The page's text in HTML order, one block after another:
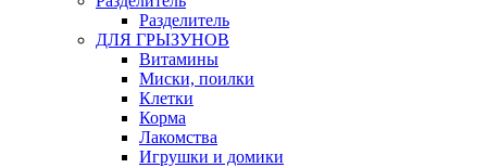
Разделитель
ДЛЯ ГРЫЗУНОВ
Витамины
Миски, поилки
Клетки
Корма
Лакомства
Игрушки и домики